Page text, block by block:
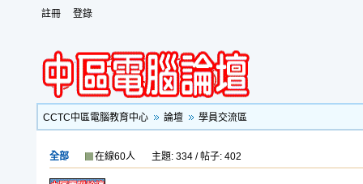
註冊 登錄
CCTC中區電腦教育中心 論壇 學員交流區
全部 在線60人 主題: 334 / 帖子: 402